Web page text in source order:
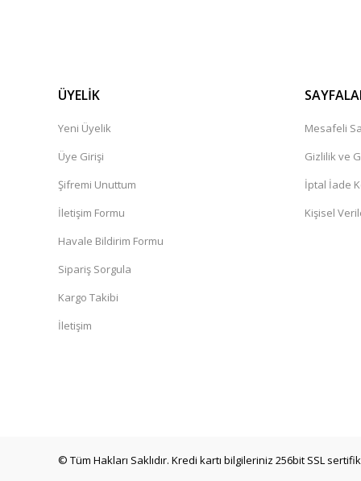
ÜYELİK
Yeni Üyelik
Üye Girişi
Şifremi Unuttum
İletişim Formu
Havale Bildirim Formu
Sipariş Sorgula
Kargo Takibi
İletişim
Mesafeli
Gizlilik ve
İptal İade
Kişisel
© Tüm Hakları Saklıdır. Kredi kartı bilgileriniz 256bit SSL